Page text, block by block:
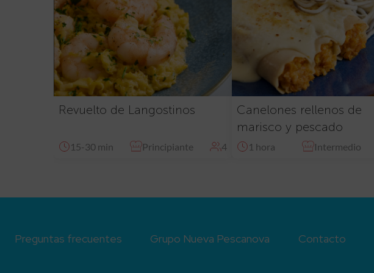
Revuelto de Langostinos
15-30 min Principiante 4
Canelones rellenos de
marisco y pescado
1 hora Intermedio
Preguntas frecuentes Grupo Nueva Pescanova Contacto